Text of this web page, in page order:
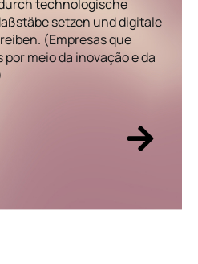
technologische
setzen und digitale
(Empresas que
meio da inovação e da